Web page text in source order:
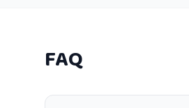
FAQ